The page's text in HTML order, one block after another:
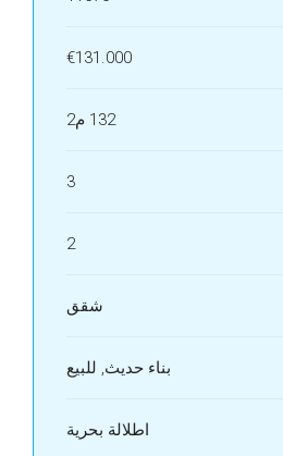
€131.000
132 م2
3
2
شقق
بناء حديث, للبيع
اطلالة بحرية